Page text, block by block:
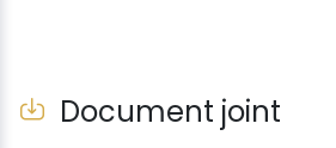
Document joint